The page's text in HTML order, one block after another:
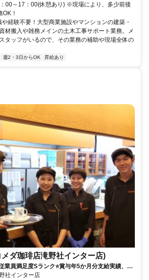
00～17：00(休憩あり) ※現場により、多少前後
！
経験不要！大型商業施設やマンションの建築・
材搬入や雑務メインの土木工事サポート業務。メ
タッフがいるので、その業務の補助や現場全体の
週2・3日からOK 昇給あり
ダ珈琲店滝野社インター店)
業員満足度Sランク⭐賞与年5か月分支給実績、3
は1分単位で支給。未経験から店舗運営を学べま
社インター店